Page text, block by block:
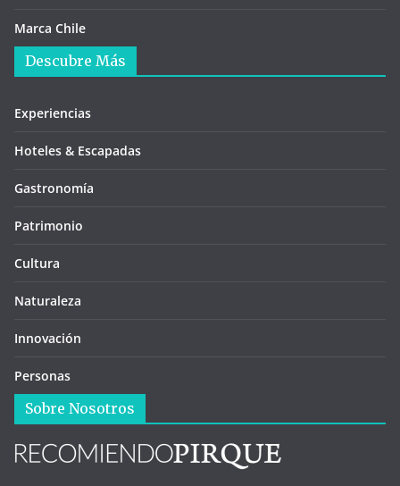
Marca Chile
Descubre Más
Experiencias
Hoteles & Escapadas
Gastronomía
Patrimonio
Cultura
Naturaleza
Innovación
Personas
Sobre Nosotros